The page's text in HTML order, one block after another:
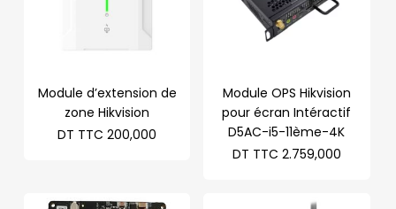
Module d’extension de
zone Hikvision
DT TTC 200,000
Module OPS Hikvision
pour écran Intéractif
D5AC-i5-11ème-4K
DT TTC 2.759,000